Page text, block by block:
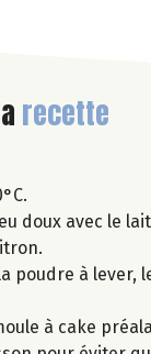
recette
doux avec le
poudre à lever,
à cake